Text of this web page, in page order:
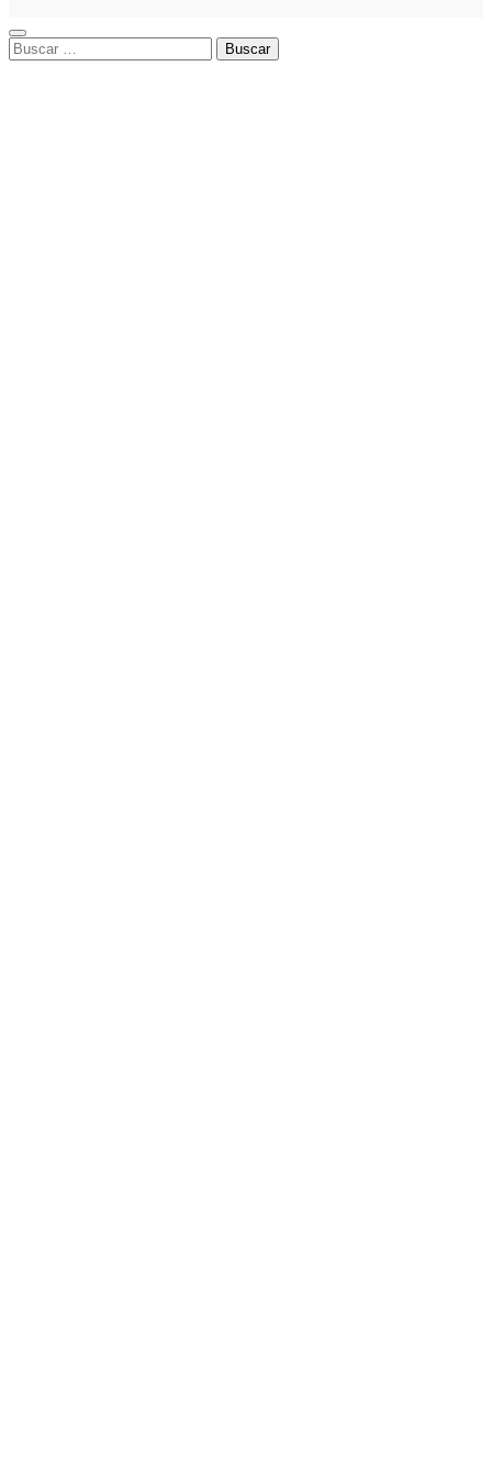
Buscar: